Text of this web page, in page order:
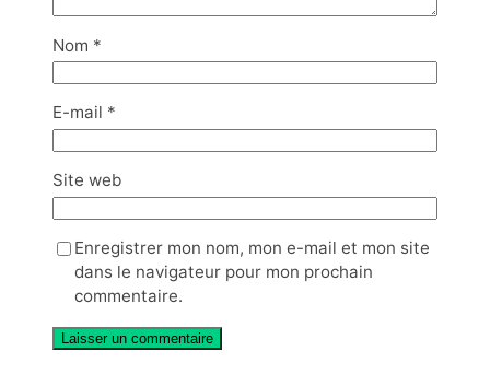
Nom *
E-mail *
Site web
Enregistrer mon nom, mon e-mail et mon site
dans le navigateur pour mon prochain
commentaire.